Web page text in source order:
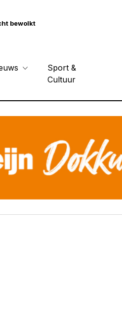
bewolkt
Sport &
Cultuur